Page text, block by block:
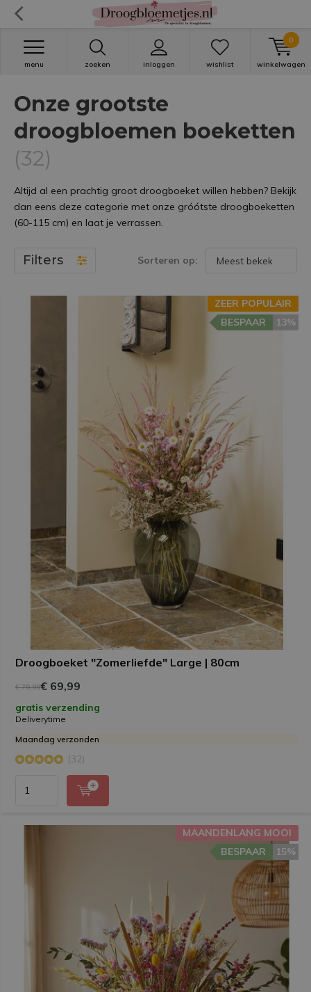
zoeken inloggen
menu wishlist winkelwagen
0
Onze grootste
droogbloemen boeketten
(32)
Altijd al een prachtig groot droogboeket willen hebben? Bekijk
dan eens deze categorie met onze gróótste droogboeketten
(60-115 cm) en laat je verrassen.
Filters Sorteren op:
Droogboeket "Zomerliefde" Large | 80cm
ZEER POPULAIR
13%
BESPAAR
€ 79,99€ 69,99
gratis verzending
Deliverytime
Maandag verzonden
(32)
MAANDENLANG MOOI
15%
BESPAAR